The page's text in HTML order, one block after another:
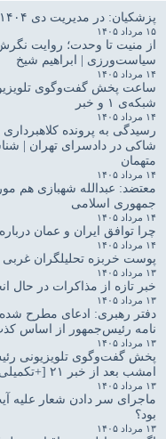
پزشکیان: در مدیریت دی ۱۴۰۴ آمادگی لازم نبود
۱۵ مرداد ۱۴۰۵
از منیت تا وحدت؛ روایت
سیاست‌ورزی | ابراهیم شیخ
۱۴ مرداد ۱۴۰۵
ساعت پخش گفت‌وگوی
شبکه‌ی ۱ و خبر
۱۴ مرداد ۱۴۰۵
متهمان
۱۴ مرداد ۱۴۰۵
معتضد: عبدالله شهبازی هم
جمهوری اسلامی
۱۴ مرداد ۱۴۰۵
چرا توافق ایران و عمان
۱۴ مرداد ۱۴۰۵
پوست خربزه تحلیلگران
۱۳ مرداد ۱۴۰۵
خبر تازه از مذاکرات در حال
۱۳ مرداد ۱۴۰۵
دفتر رهبری: ادعای مطرح شده
نامه رئیس‌جمهور از اساس
۱۳ مرداد ۱۴۰۵
پخش گفت‌وگوی تلویزیونی
امشب بعد از خبر ۲۱ [+تکمیلی: تغییر زمان پخش]
۱۳ مرداد ۱۴۰۵
ماجرای سر دادن شعار علیه
بود؟
۱۳ مرداد ۱۴۰۵